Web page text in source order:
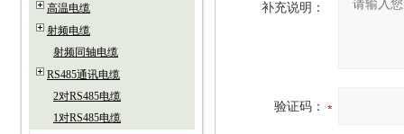
高温电缆
射频电缆
射频同轴电缆
RS485通讯电缆
2对RS485电缆
1对RS485电缆
补充说明：
验证码：